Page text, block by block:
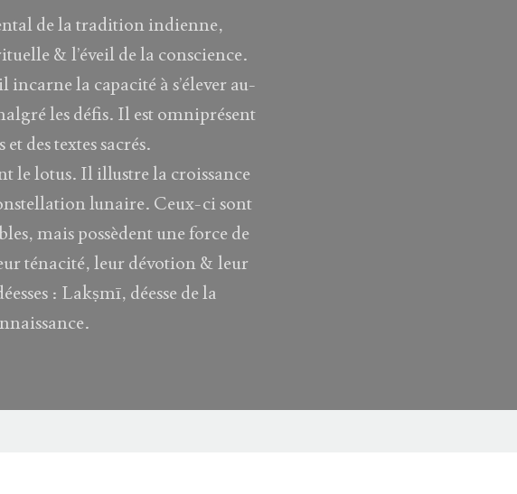
de la tradition indienne,
& l’éveil de la conscience.
la capacité à s’élever au-
les défis. Il est omniprésent
des textes sacrés.
le lotus. Il illustre la croissance
lunaire. Ceux-ci sont
mais possèdent une force de
ténacité, leur dévotion & leur
: Lakṣmī, déesse de la